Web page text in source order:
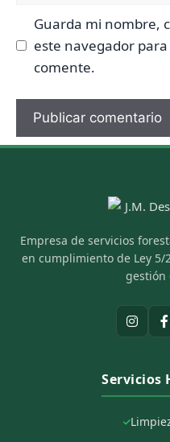
Guarda mi nombre,
este navegador
comente.
Empresa de servicios
en cumplimiento de Ley
gestión
Servicios